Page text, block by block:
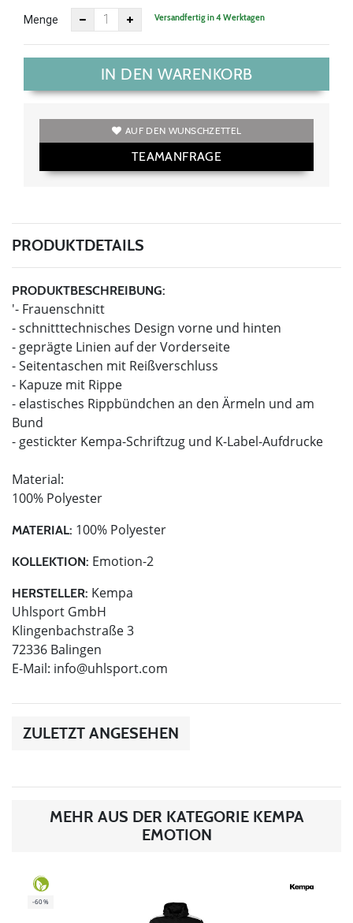
Menge Versandfertig in 4 Werktagen
IN DEN WARENKORB
AUF DEN WUNSCHZETTEL
TEAMANFRAGE
PRODUKTDETAILS
PRODUKTBESCHREIBUNG:
'- Frauenschnitt
- schnitttechnisches Design vorne und hinten
- geprägte Linien auf der Vorderseite
- Seitentaschen mit Reißverschluss
- Kapuze mit Rippe
- elastisches Rippbündchen an den Ärmeln und am
Bund
- gestickter Kempa-Schriftzug und K-Label-Aufdrucke
Material:
100% Polyester
MATERIAL: 100% Polyester
KOLLEKTION: Emotion-2
HERSTELLER: Kempa
Uhlsport GmbH
Klingenbachstraße 3
72336 Balingen
E-Mail: info@uhlsport.com
ZULETZT ANGESEHEN
MEHR AUS DER KATEGORIE KEMPA
EMOTION
-60%